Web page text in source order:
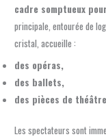
cadre somptueux
principale, entourée de
cristal, accueille :
des opéras,
des ballets,
des pièces de
Les spectateurs sont